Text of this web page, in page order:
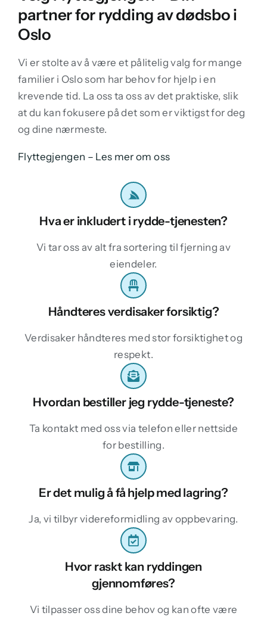
partner for rydding av dødsbo i
Oslo
Vi er stolte av å være et pålitelig valg for mange
familier i Oslo som har behov for hjelp i en
krevende tid. La oss ta oss av det praktiske, slik
at du kan fokusere på det som er viktigst for deg
og dine nærmeste.
Flyttegjengen – Les mer om oss
Hva er inkludert i rydde-tjenesten?
Vi tar oss av alt fra sortering til fjerning av
eiendeler.
Håndteres verdisaker forsiktig?
Verdisaker håndteres med stor forsiktighet og
respekt.
Hvordan bestiller jeg rydde-tjeneste?
Ta kontakt med oss via telefon eller nettside
for bestilling.
Er det mulig å få hjelp med lagring?
Ja, vi tilbyr videreformidling av oppbevaring.
Hvor raskt kan ryddingen
gjennomføres?
Vi tilpasser oss dine behov og kan ofte være